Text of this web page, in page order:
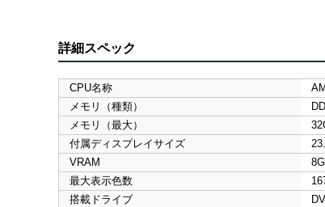
詳細スペック
CPU名称
メモリ（種類）
メモリ（最大）
付属ディスプレイサイズ
VRAM
最大表示色数
搭載ドライブ